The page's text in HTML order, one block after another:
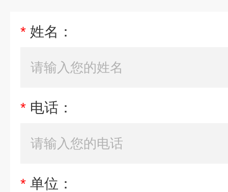
* 姓名：
* 电话：
* 单位：